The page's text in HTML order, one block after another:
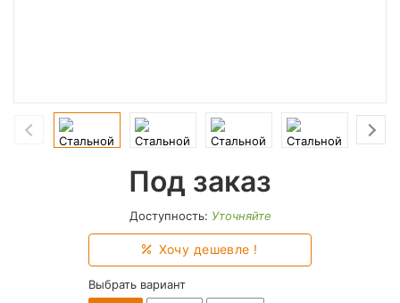
Под заказ
Доступность: Уточняйте
Хочу дешевле !
Выбрать вариант